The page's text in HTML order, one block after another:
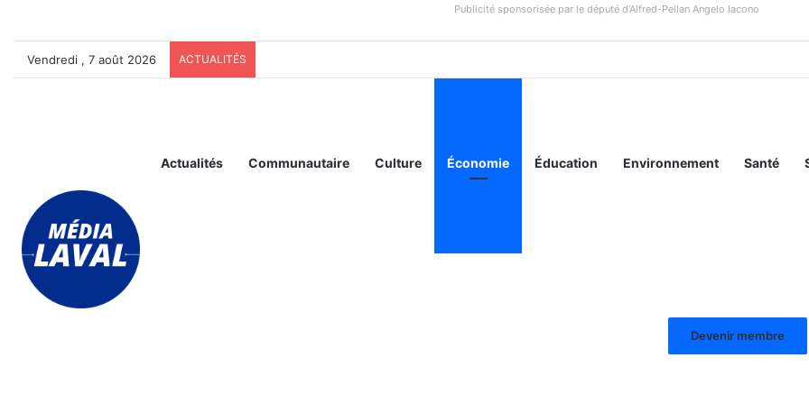
Publicité sponsorisée par le député d'Alfred-Pellan Angelo Iacono
Vendredi , 7 août 2026 ACTUALITÉS
Actualités Communautaire Culture Économie Éducation Environnement Santé
Devenir membre